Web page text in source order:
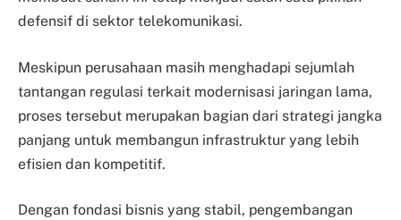
defensif di sektor telekomunikasi.
Meskipun perusahaan masih menghadapi sejumlah
tantangan regulasi terkait modernisasi jaringan lama,
proses tersebut merupakan bagian dari strategi jangka
panjang untuk membangun infrastruktur yang lebih
efisien dan kompetitif.
Dengan fondasi bisnis yang stabil, pengembangan